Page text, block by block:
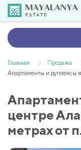
Главная
Продажа
Апартаменты и дуплексы
центре
метрах от